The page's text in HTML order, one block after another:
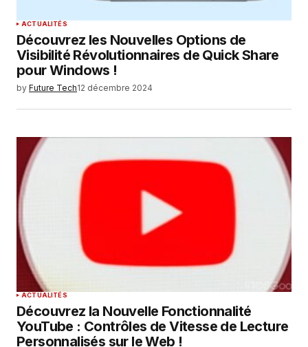
ACTUALITÉS
Découvrez les Nouvelles Options de
Visibilité Révolutionnaires de Quick Share
pour Windows !
by Future Tech12 décembre 2024
ACTUALITÉS
Découvrez la Nouvelle Fonctionnalité
YouTube : Contrôles de Vitesse de Lecture
Personnalisés sur le Web !